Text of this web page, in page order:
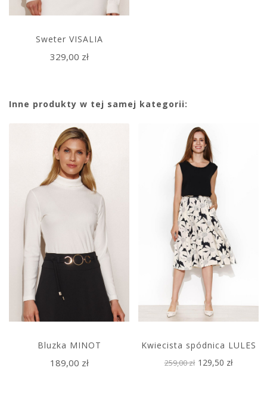
Sweter VISALIA
329,00 zł
Inne produkty w tej samej kategorii:
Bluzka MINOT
189,00 zł
Kwiecista spódnica LULES
259,00 zł 129,50 zł